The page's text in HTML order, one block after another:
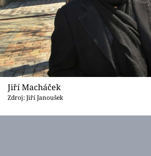
Jiří Macháček
Zdroj: Jiří Janoušek